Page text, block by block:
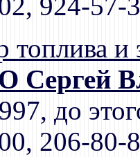
топлива и
до
206-80-